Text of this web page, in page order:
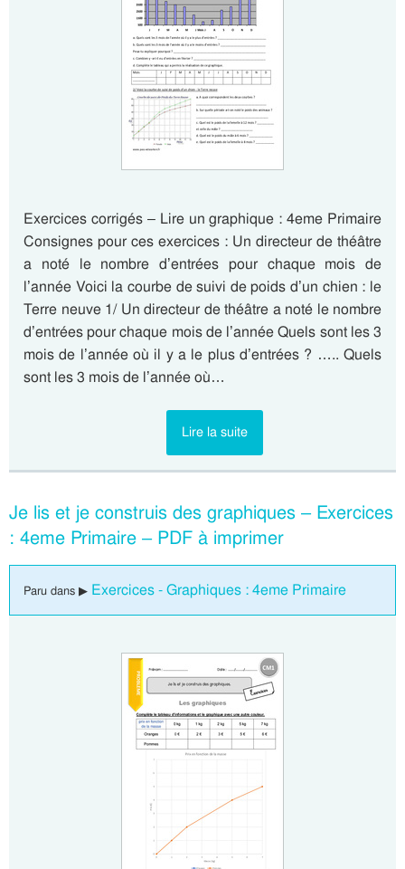
Exercices corrigés – Lire un graphique : 4eme Primaire
Consignes pour ces exercices : Un directeur de théâtre
a noté le nombre d’entrées pour chaque mois de
l’année Voici la courbe de suivi de poids d’un chien : le
Terre neuve 1/ Un directeur de théâtre a noté le nombre
d’entrées pour chaque mois de l’année Quels sont les 3
mois de l’année où il y a le plus d’entrées ? ….. Quels
sont les 3 mois de l’année où…
Lire la suite
Je lis et je construis des graphiques – Exercices
: 4eme Primaire – PDF à imprimer
Paru dans ▶ Exercices - Graphiques : 4eme Primaire